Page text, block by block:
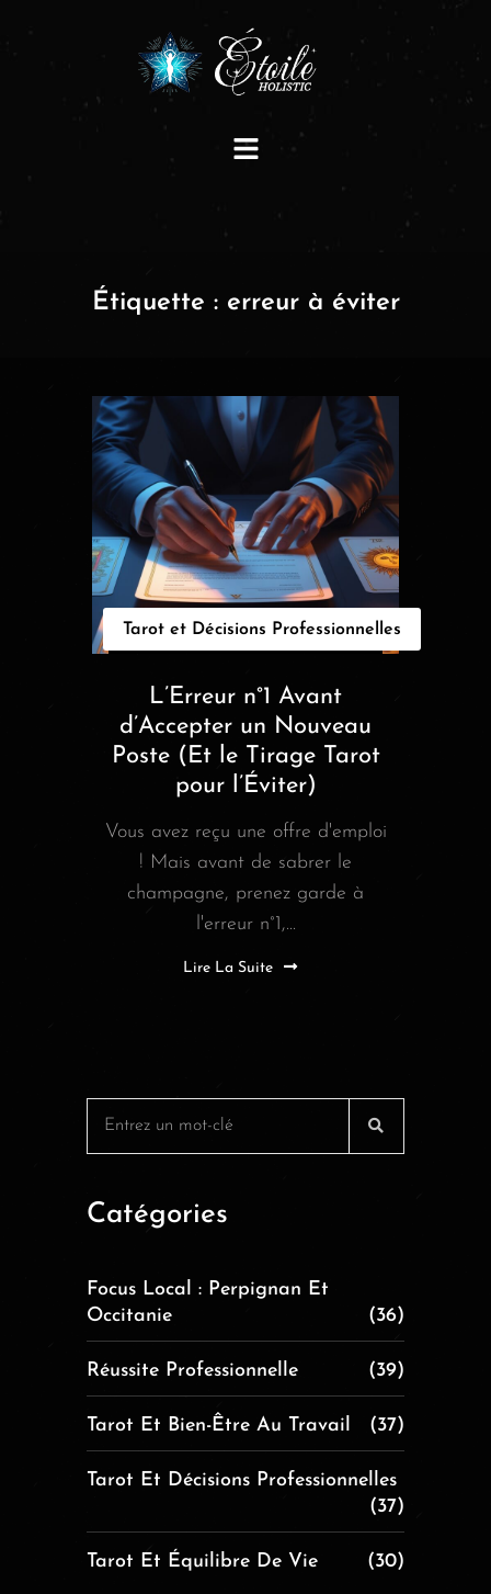
Étiquette : erreur à éviter
Tarot et Décisions Professionnelles
L’Erreur n°1 Avant
d’Accepter un Nouveau
Poste (Et le Tirage Tarot
pour l’Éviter)
Vous avez reçu une offre d'emploi
! Mais avant de sabrer le
champagne, prenez garde à
l'erreur n°1,...
Lire La Suite
Catégories
Focus Local : Perpignan Et
Occitanie
(36)
Réussite Professionnelle (39)
Tarot Et Bien-Être Au Travail (37)
Tarot Et Décisions Professionnelles
(37)
Tarot Et Équilibre De Vie (30)